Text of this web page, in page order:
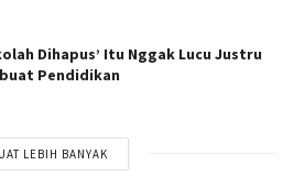
Dihapus’ Itu Nggak Lucu Justru
Pendidikan
LEBIH BANYAK